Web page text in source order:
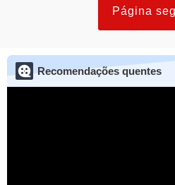
Página
Recomendações quentes